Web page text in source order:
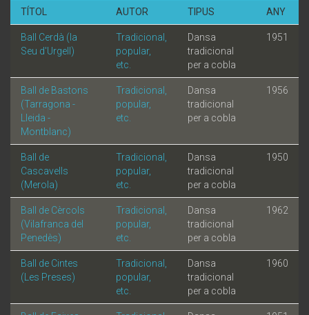
TÍTOL AUTOR TIPUS ANY
Ball Cerdà (la
Seu d'Urgell)
Tradicional,
popular,
etc.
Dansa
tradicional
per a cobla
1951
Ball de Bastons
(Tarragona -
Lleida -
Montblanc)
Tradicional,
popular,
etc.
Dansa
tradicional
per a cobla
1956
Ball de
Cascavells
(Merola)
Tradicional,
popular,
etc.
Dansa
tradicional
per a cobla
1950
Ball de Cèrcols
(Vilafranca del
Penedès)
Tradicional,
popular,
etc.
Dansa
tradicional
per a cobla
1962
Ball de Cintes
(Les Preses)
Tradicional,
popular,
etc.
Dansa
tradicional
per a cobla
1960